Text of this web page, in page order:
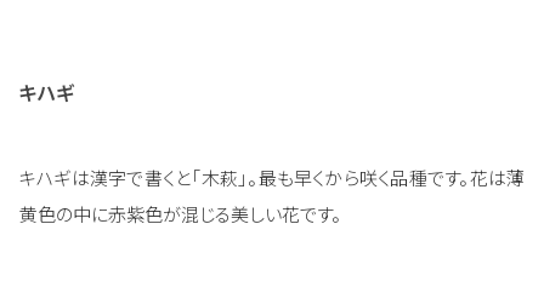
キハギ
キハギは漢字で書くと「木萩」。最も早くから咲く品種です。花は薄
黄色の中に赤紫色が混じる美しい花です。